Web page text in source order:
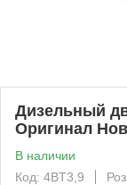
Дизельный
Оригинал
В наличии
Код: 4BT3,9